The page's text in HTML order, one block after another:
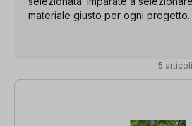
materiale giusto per ogni progetto.
5
5 articoli trovati